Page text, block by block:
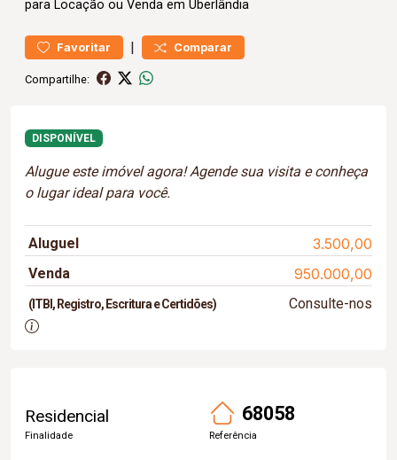
para Locação ou Venda em Uberlândia
Favoritar | Comparar
Compartilhe:
DISPONÍVEL
Alugue este imóvel agora! Agende sua visita e conheça
o lugar ideal para você.
Aluguel 3.500,00
Venda 950.000,00
(ITBI, Registro, Escritura e Certidões) Consulte-nos
Residencial
Finalidade
68058
Referência